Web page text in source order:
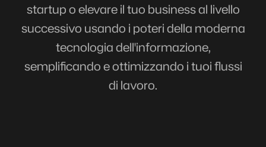
startup o elevare il tuo business al livello
successivo usando i poteri della moderna
tecnologia dell'informazione,
semplificando e ottimizzando i tuoi flussi
di lavoro.